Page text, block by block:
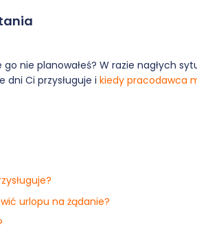
nie planowałeś? W razie nagłych
dni Ci przysługuje i kiedy pracodawca
urlopu na żądanie?